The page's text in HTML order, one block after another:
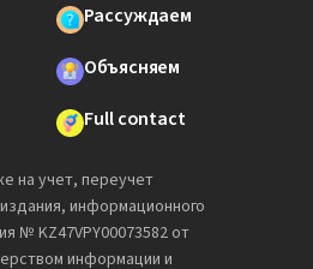
Рассуждаем
Объясняем
Full contact
на учет, переучет
информационного
№ KZ47VPY00073582 от
информации и